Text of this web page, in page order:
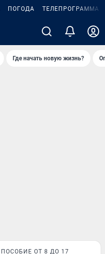
ПОГОДА ТЕЛЕПРОГРАММА
Где начать новую жизнь?
ПОСОБИЕ ОТ 8 ДО 17